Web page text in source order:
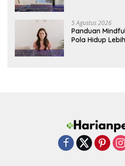
5 Agustus 2026
Panduan
Pola Hidup